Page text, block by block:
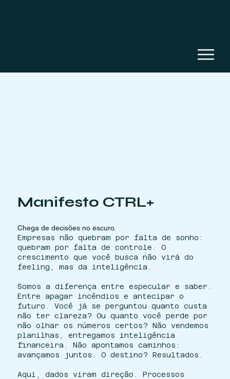
Manifesto CTRL+
Chega de decisões no escuro.
Empresas não quebram por falta de sonho:
quebram por falta de controle. O
crescimento que você busca não virá do
feeling, mas da inteligência.
Somos a diferença entre especular e saber.
Entre apagar incêndios e antecipar o
futuro. Você já se perguntou quanto custa
não ter clareza? Ou quanto você perde por
não olhar os números certos? Não vendemos
planilhas, entregamos inteligência
financeira. Não apontamos caminhos:
avançamos juntos. O destino? Resultados.
Aqui, dados viram direção. Processos